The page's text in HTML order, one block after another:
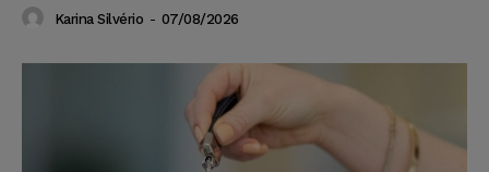
Karina Silvério - 07/08/2026